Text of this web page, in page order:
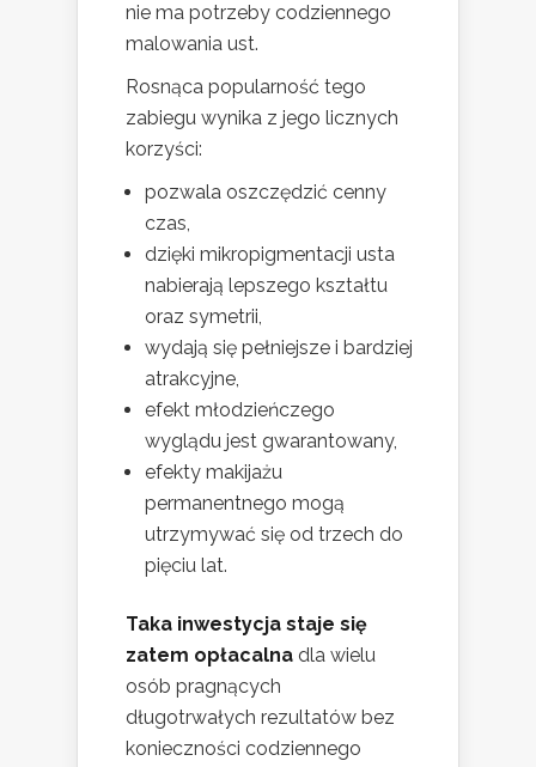
nie ma potrzeby codziennego
malowania ust.
Rosnąca popularność tego
zabiegu wynika z jego licznych
korzyści:
pozwala oszczędzić cenny
czas,
dzięki mikropigmentacji usta
nabierają lepszego kształtu
oraz symetrii,
wydają się pełniejsze i bardziej
atrakcyjne,
efekt młodzieńczego
wyglądu jest gwarantowany,
efekty makijażu
permanentnego mogą
utrzymywać się od trzech do
pięciu lat.
Taka inwestycja staje się
zatem opłacalna dla wielu
osób pragnących
długotrwałych rezultatów bez
konieczności codziennego